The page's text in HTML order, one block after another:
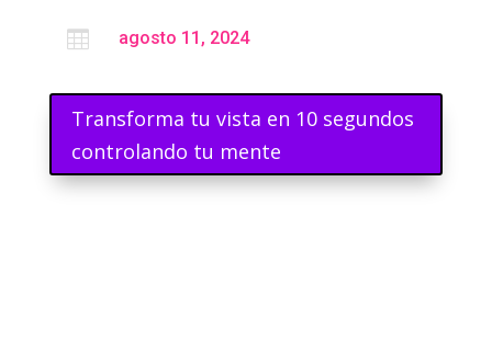
 agosto 11, 2024
Transforma tu vista en 10 segundos
controlando tu mente